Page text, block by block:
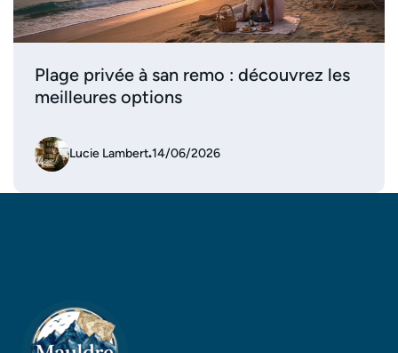
Plage privée à san remo : découvrez les
meilleures options
Lucie Lambert.14/06/2026